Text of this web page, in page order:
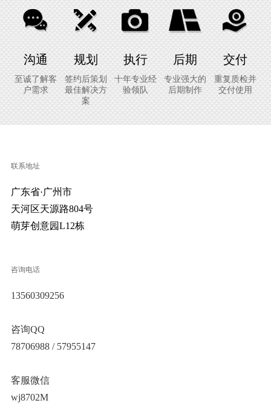
沟通
至诚了解客
户需求
规划
签约后策划
最佳解决方
案
执行
十年专业经
验领队
后期
专业强大的
后期制作
交付
重复质检并
交付使用
联系地址
广东省·广州市
天河区天源路804号
萌芽创意园L12栋
咨询电话
13560309256
咨询QQ
78706988 / 57955147
客服微信
wj8702M